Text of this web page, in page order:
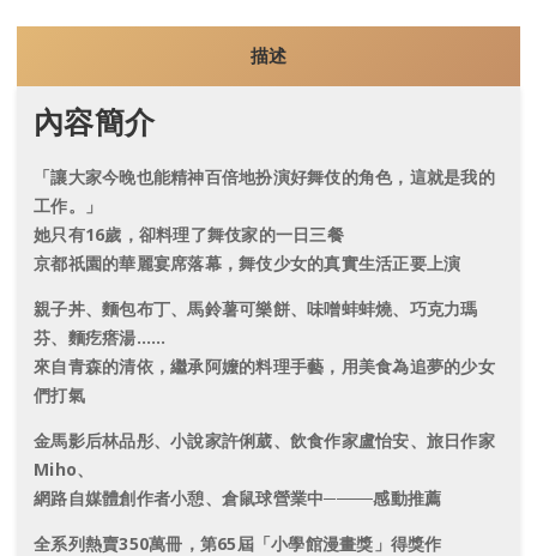
描述
內容簡介
「讓大家今晚也能精神百倍地扮演好舞伎的角色，這就是我的
工作。」
她只有16歲，卻料理了舞伎家的一日三餐
京都祇園的華麗宴席落幕，舞伎少女的真實生活正要上演
親子丼、麵包布丁、馬鈴薯可樂餅、味噌蚌蚌燒、巧克力瑪
芬、麵疙瘩湯……
來自青森的清依，繼承阿嬤的料理手藝，用美食為追夢的少女
們打氣
金馬影后林品彤、小說家許俐葳、飲食作家盧怡安、旅日作家
Miho、
網路自媒體創作者小憩、倉鼠球營業中────感動推薦
全系列熱賣350萬冊，第65屆「小學館漫畫獎」得獎作